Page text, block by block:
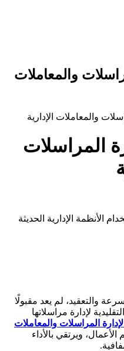
والمعاملات
والمعاملات الإدارية
المراسلات
والتعقيد، لم يعد مقبولًا
لإدارة مراسلاتها
المراسلات والمعاملات
ويرتقي بالأداء